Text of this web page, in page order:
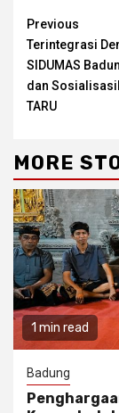
Previous
Terintegrasi
SIDUMAS
dan
TARU
MORE
1 min read
Badung